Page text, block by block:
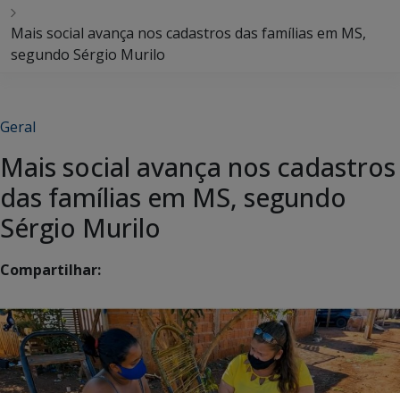
Mais social avança nos cadastros das famílias em MS,
segundo Sérgio Murilo
Geral
Mais social avança nos cadastros
das famílias em MS, segundo
Sérgio Murilo
Compartilhar: